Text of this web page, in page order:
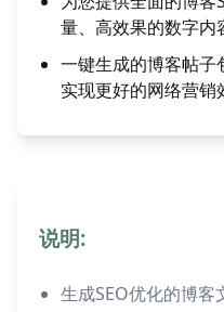
量、高效果的数字内
一键生成的博客帖子
实现更好的网络营销
说明:
生成SEO优化的博客